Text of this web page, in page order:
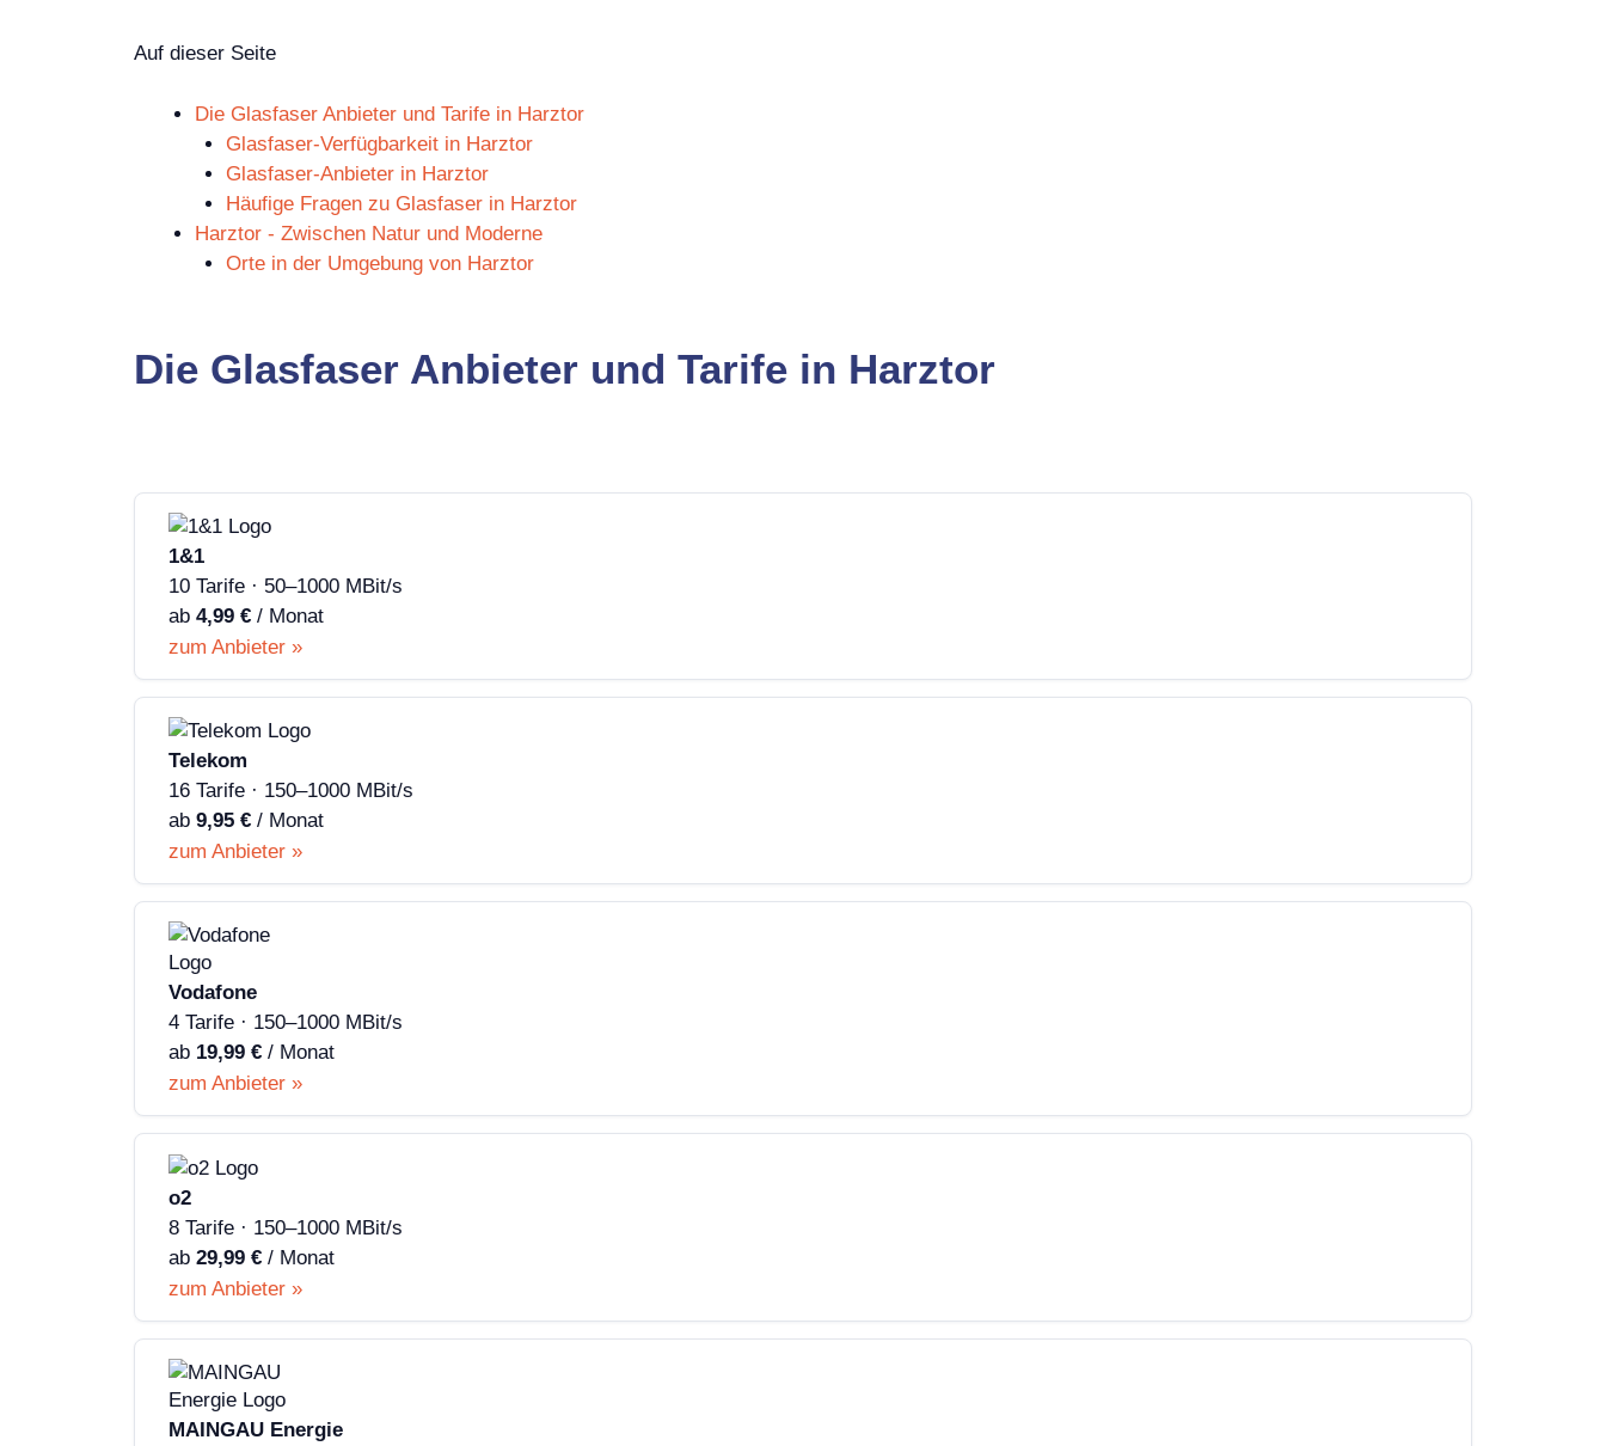
Auf dieser Seite
Die Glasfaser Anbieter und Tarife in Harztor
Glasfaser-Verfügbarkeit in Harztor
Glasfaser-Anbieter in Harztor
Häufige Fragen zu Glasfaser in Harztor
Harztor - Zwischen Natur und Moderne
Orte in der Umgebung von Harztor
Die Glasfaser Anbieter und Tarife in Harztor
1&1
10 Tarife · 50–1000 MBit/s
ab 4,99 € / Monat
zum Anbieter »
Telekom
16 Tarife · 150–1000 MBit/s
ab 9,95 € / Monat
zum Anbieter »
Vodafone
4 Tarife · 150–1000 MBit/s
ab 19,99 € / Monat
zum Anbieter »
o2
8 Tarife · 150–1000 MBit/s
ab 29,99 € / Monat
zum Anbieter »
MAINGAU Energie